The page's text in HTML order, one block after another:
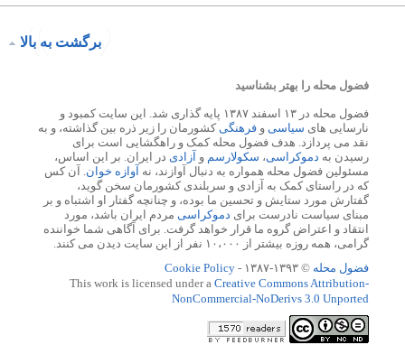
برگشت به بالا
فضول محله را بهتر بشناسید
فضول محله در ۱۳ اسفند ۱۳۸۷ پایه گذاری شد. این سایت کمبود و
نارسایی های سیاسی و فرهنگی کشورمان را زیر ذره بین گذاشته، و به
نقد می پردازد. هدف فضول محله کمک و راهگشایی است برای
رسیدن به دموکراسی، سکولارسم و آزادی در ایران. بر این اساس،
مسئولین فضول محله همواره به دنبال آوازند، نه آوازه خوان . آن کس
که در راستای کمک به آزادی و سربلندی کشورمان سخن گوید،
گفتارش مورد ستایش و تحسین ما بوده، و چنانچه گفتار او اشتباه و بر
مبنای سیاست نادرست برای دموکراسی مردم ایران باشد، مورد
انتقاد و اعتراض گروه ما قرار خواهد گرفت. برای آگاهی شما خواننده
گرامی، همه روزه بیشتر از ۱۰،۰۰۰ نفر از این سایت دیدن می کنند.
فضول محله © ۱۳۹۳-۱۳۸۷ -
Cookie Policy
This work is licensed under a Creative Commons Attribution-
NonCommercial-NoDerivs 3.0 Unported